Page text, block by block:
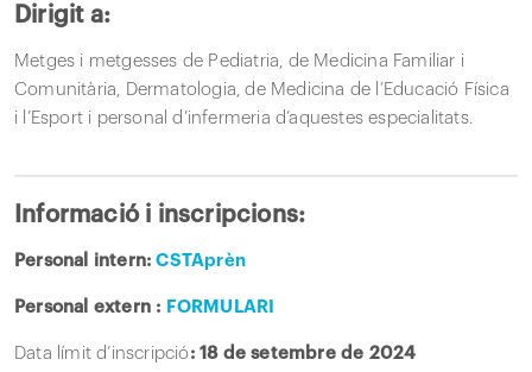
Dirigit a:
Metges i metgesses de Pediatria, de Medicina Familiar i
Comunitària, Dermatologia, de Medicina de l’Educació Física
i l’Esport i personal d’infermeria d’aquestes especialitats.
Informació i inscripcions:
Personal intern:CSTAprèn
Personal extern : FORMULARI
Data límit d’inscripció : 18 de setembre de 2024